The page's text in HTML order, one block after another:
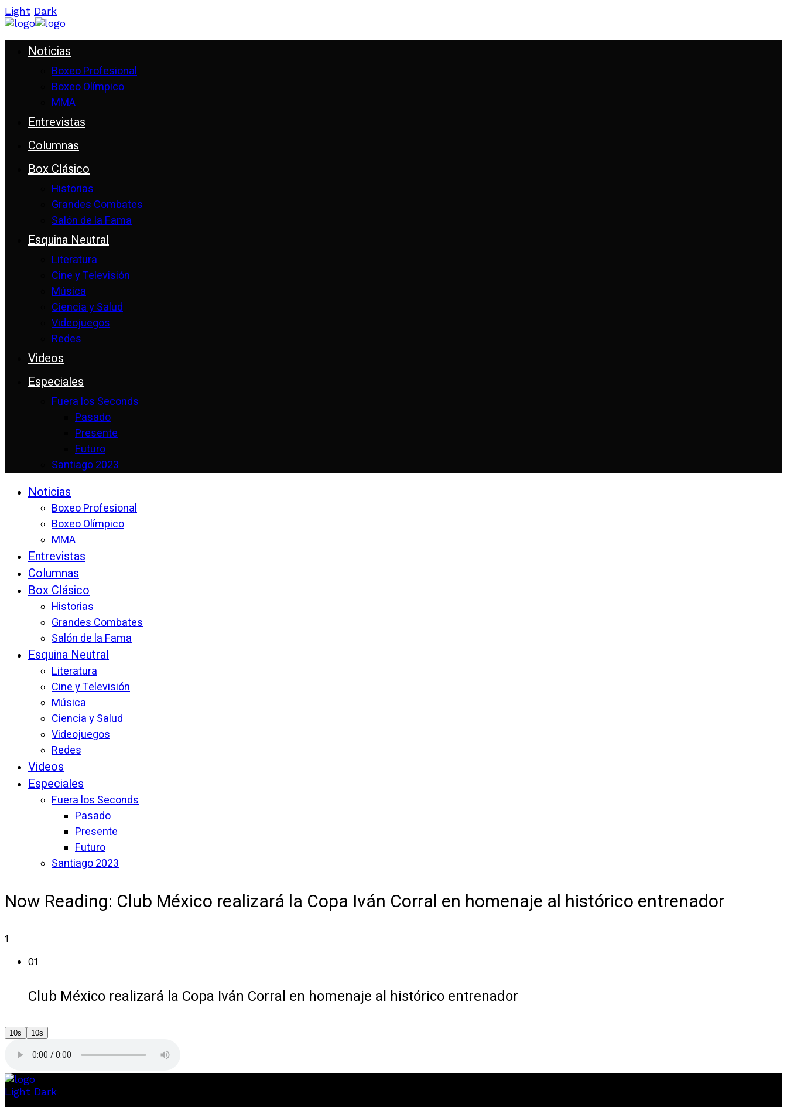
Light Dark
Noticias
Boxeo Profesional
Boxeo Olímpico
MMA
Entrevistas
Columnas
Box Clásico
Historias
Grandes Combates
Salón de la Fama
Esquina Neutral
Literatura
Cine y Televisión
Música
Ciencia y Salud
Videojuegos
Redes
Videos
Especiales
Fuera los Seconds
Pasado
Presente
Futuro
Santiago 2023
Noticias
Boxeo Profesional
Boxeo Olímpico
MMA
Entrevistas
Columnas
Box Clásico
Historias
Grandes Combates
Salón de la Fama
Esquina Neutral
Literatura
Cine y Televisión
Música
Ciencia y Salud
Videojuegos
Redes
Videos
Especiales
Fuera los Seconds
Pasado
Presente
Futuro
Santiago 2023
Now Reading: Club México realizará la Copa Iván Corral en homenaje al histórico entrenador
1
01
Club México realizará la Copa Iván Corral en homenaje al histórico entrenador
10s 10s
Light Dark